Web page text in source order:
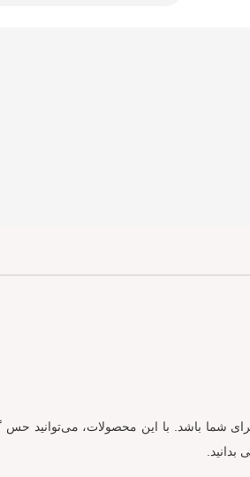
شما باشد. با این محصولات، می‌توانید